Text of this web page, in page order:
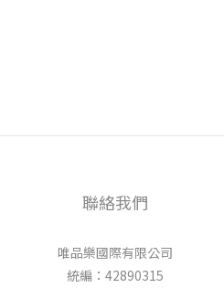
聯絡我們
唯品樂國際有限公司
統編：42890315